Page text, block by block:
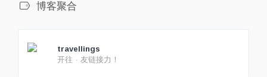
博客聚合
travellings
开往 · 友链接力！